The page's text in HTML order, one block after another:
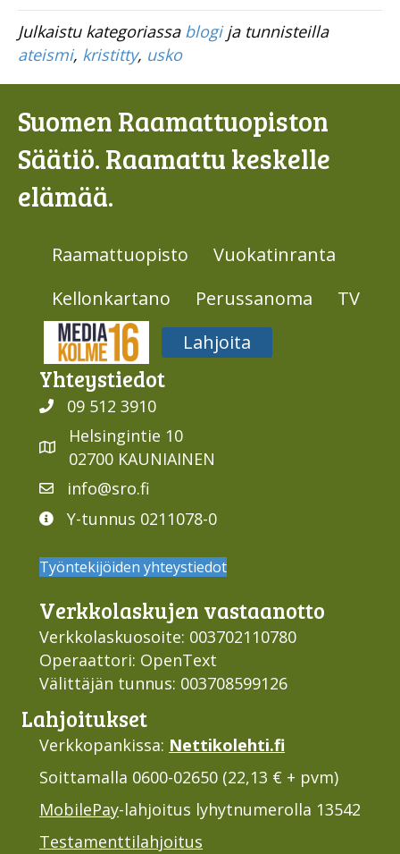
Julkaistu kategoriassa blogija tunnisteilla
ateismi, kristitty, usko
Suomen Raamattuopiston
Säätiö. Raamattu keskelle
elämää.
Raamattuopisto
Vuokatinranta
Kellonkartano
Perussanoma
TV
Media316
Lahjoita
Yhteys­tiedot
09 512 3910
Helsingintie 10
02700 KAUNIAINEN
info@sro.fi
Y-tunnus 0211078-0
Työntekijöiden yhteystiedot
Verkko­laskujen vastaan­otto
Verkkolaskuosoite: 003702110780
Operaattori: OpenText
Välittäjän tunnus: 003708599126
Lahjoi­tukset
Verkkopankissa: Nettikolehti.fi
Soittamalla 0600-02650 (22,13 € + pvm)
MobilePay-lahjoitus lyhytnumerolla 13542
Testamenttilahjoitus